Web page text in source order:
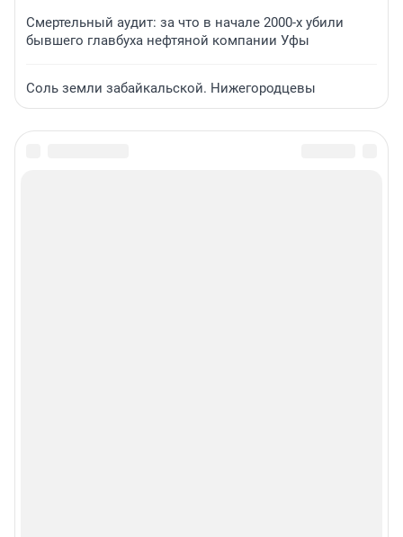
Смертельный аудит: за что в начале 2000-х убили
бывшего главбуха нефтяной компании Уфы
Соль земли забайкальской. Нижегородцевы